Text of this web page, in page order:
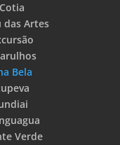
das Artes
Bela
Verde